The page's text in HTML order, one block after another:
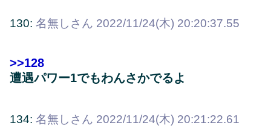
130: 名無しさん 2022/11/24(木) 20:20:37.55
>>128
遭遇パワー1でもわんさかでるよ
134: 名無しさん 2022/11/24(木) 20:21:22.61